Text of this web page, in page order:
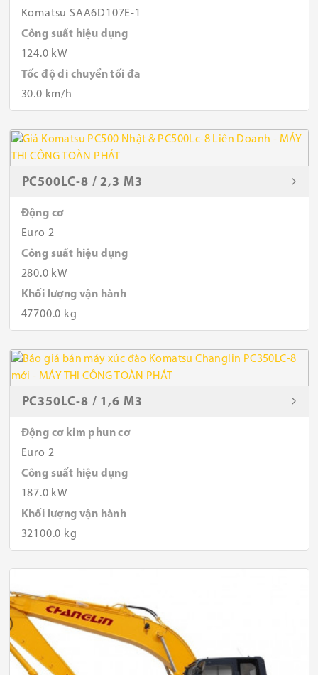
Komatsu SAA6D107E-1
Công suất hiệu dụng
124.0 kW
Tốc độ di chuyển tối đa
30.0 km/h
PC500LC-8 / 2,3 M3
Động cơ
Euro 2
Công suất hiệu dụng
280.0 kW
Khối lượng vận hành
47700.0 kg
PC350LC-8 / 1,6 M3
Động cơ kim phun cơ
Euro 2
Công suất hiệu dụng
187.0 kW
Khối lượng vận hành
32100.0 kg